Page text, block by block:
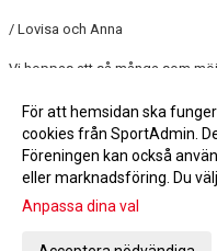
/ Lovisa och Anna
Vi hoppas att så många som
Fler nyheter >>
Gå till
För att hemsidan ska
cookies från SportAdmin.
Föreningen kan också
eller marknadsföring. Du
Anpassa dina val